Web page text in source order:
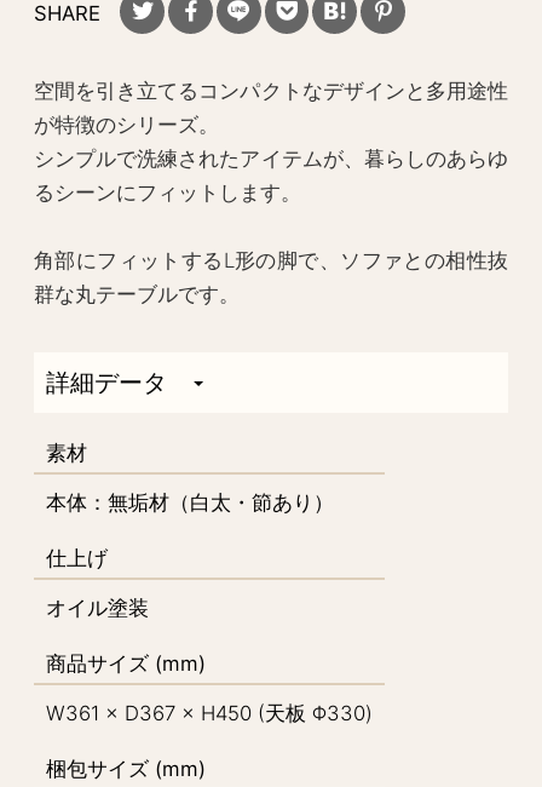
SHARE
空間を引き立てるコンパクトなデザインと多用途性
が特徴のシリーズ。
シンプルで洗練されたアイテムが、暮らしのあらゆ
るシーンにフィットします。
角部にフィットするL形の脚で、ソファとの相性抜
群な丸テーブルです。
詳細データ
素材
本体：無垢材（白太・節あり）
仕上げ
オイル塗装
商品サイズ (mm)
W361 × D367 × H450 (天板 Φ330)
梱包サイズ (mm)